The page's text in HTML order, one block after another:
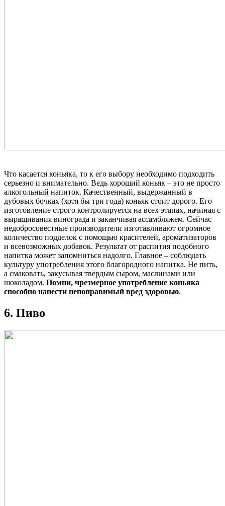
Что касается коньяка, то к его выбору необходимо подходить
серьезно и внимательно. Ведь хороший коньяк – это не просто
алкогольный напиток. Качественный, выдержанный в
дубовых бочках (хотя бы три года) коньяк стоит дорого. Его
изготовление строго контролируется на всех этапах, начиная с
выращивания винограда и заканчивая ассамбляжем. Сейчас
недобросовестные производители изготавливают огромное
количество подделок с помощью красителей, ароматизаторов
и всевозможных добавок. Результат от распития подобного
напитка может запомниться надолго. Главное – соблюдать
культуру употребления этого благородного напитка. Не пить,
а смаковать, закусывая твердым сыром, маслинами или
шоколадом. Помни, чрезмерное употребление коньяка
способно нанести непоправимый вред здоровью.
6. Пиво